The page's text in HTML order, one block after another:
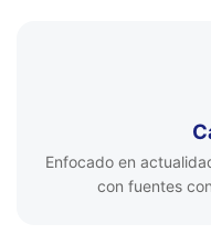
Enfocado en
con fuentes